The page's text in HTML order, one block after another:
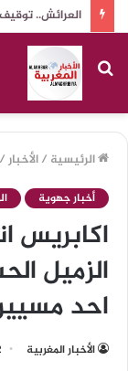
بحث
عن
الرئيسية /الأخبار/
أخبار جهوية
اكابريس
الزميل
احد
الأخبار المغربية